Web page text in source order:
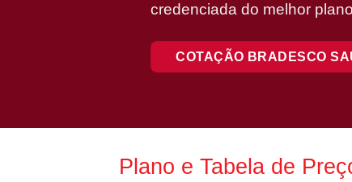
credenciada do melhor
COTAÇÃO BRADESCO
Plano e Tabela de